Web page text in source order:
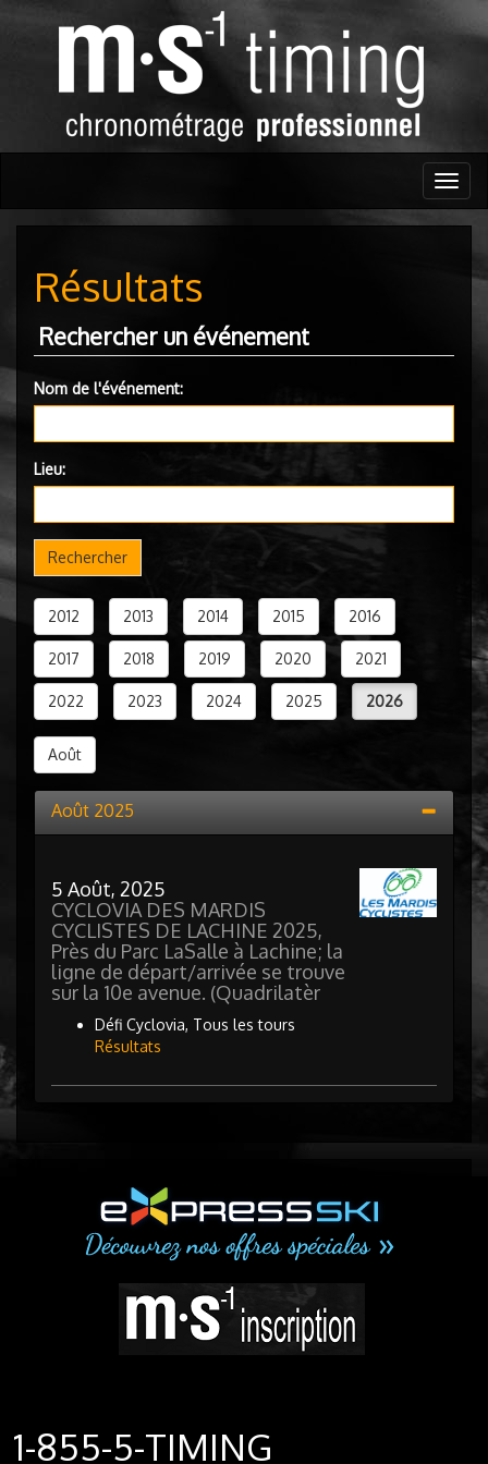
Résultats
Rechercher un événement
Nom de l'événement:
Lieu:
Rechercher
2012 2013 2014 2015 2016
2017 2018 2019 2020 2021
2022 2023 2024 2025 2026
Août
Août 2025
5 Août, 2025
CYCLOVIA DES MARDIS
CYCLISTES DE LACHINE 2025,
Près du Parc LaSalle à Lachine; la
ligne de départ/arrivée se trouve
sur la 10e avenue. (Quadrilatèr
Défi Cyclovia, Tous les tours
Résultats
1-855-5-TIMING